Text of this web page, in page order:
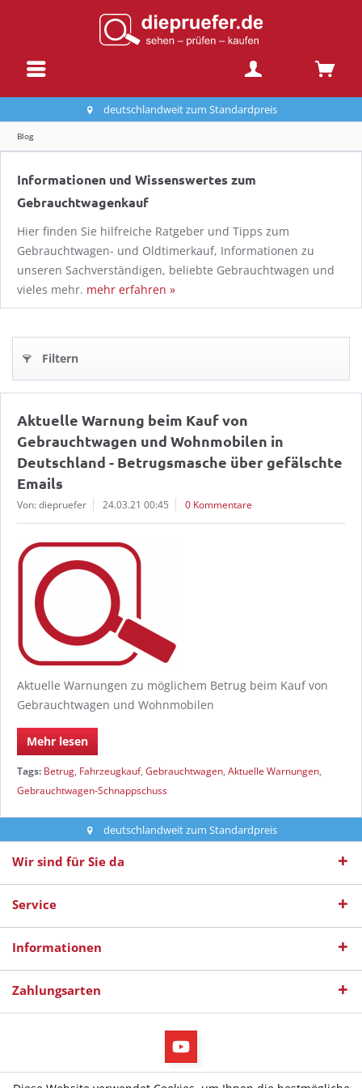
deutschlandweit zum Standardpreis
Blog
Informationen und Wissenswertes zum
Gebrauchtwagenkauf
Hier finden Sie hilfreiche Ratgeber und Tipps zum
Gebrauchtwagen- und Oldtimerkauf, Informationen zu
unseren Sachverständigen, beliebte Gebrauchtwagen und
vieles mehr. mehr erfahren »
Filtern
Aktuelle Warnung beim Kauf von
Gebrauchtwagen und Wohnmobilen in
Deutschland - Betrugsmasche über gefälschte
Emails
Von: diepruefer 24.03.21 00:45 0 Kommentare
Aktuelle Warnungen zu möglichem Betrug beim Kauf von
Gebrauchtwagen und Wohnmobilen
Mehr lesen
Tags: Betrug, Fahrzeugkauf, Gebrauchtwagen, Aktuelle Warnungen,
Gebrauchtwagen-Schnappschuss
deutschlandweit zum Standardpreis
Wir sind für Sie da
Service
Informationen
Zahlungsarten